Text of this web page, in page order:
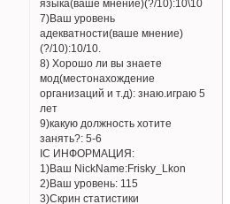
языка(ваше мнение)(?/10):10\10
7)Ваш уровень
адекватности(ваше мнение)
(?/10):10/10.
8) Хорошо ли вы знаете
мод(местонахождение
организаций и т.д): знаю.играю 5
лет
9)какую должность хотите
занять?: 5-6
IC ИНФОРМАЦИЯ:
1)Ваш NickName:Frisky_Lkon
2)Ваш уровень: 115
3)Скрин статистики